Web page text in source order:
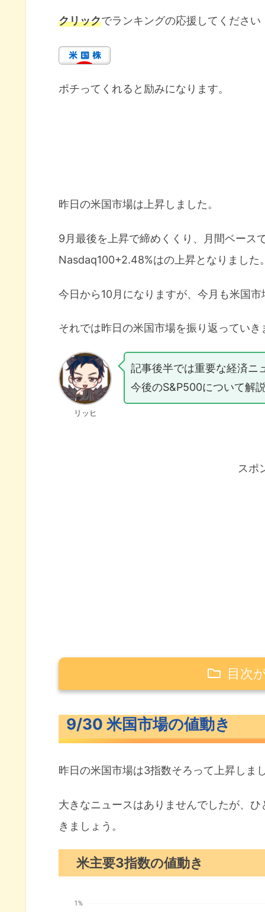
クリックでランキングの応援してください
ポチってくれると励みになります。
昨日の米国市場は上昇しました。
9月最後を上昇で締めくくり、月間ベース
Nasdaq100+2.48%はの上昇となりました
今日から10月になりますが、今月も米国
それでは昨日の米国市場を振り返っていき
リッヒ
記事後半では重要な経済ニ
今後のS&P500について解
スポ
目次
米主要3指数の値動き
セクター別パフォーマンス
S&P500チャート分析
米国市場のトピックス
パウエル議長『利下げは時間と
グールズビー総裁サプライチェ
9/30 米国市場の値動き
昨日の米国市場は3指数そろって上昇しま
大きなニュースはありませんでしたが、
きましょう。
米主要3指数の値動き